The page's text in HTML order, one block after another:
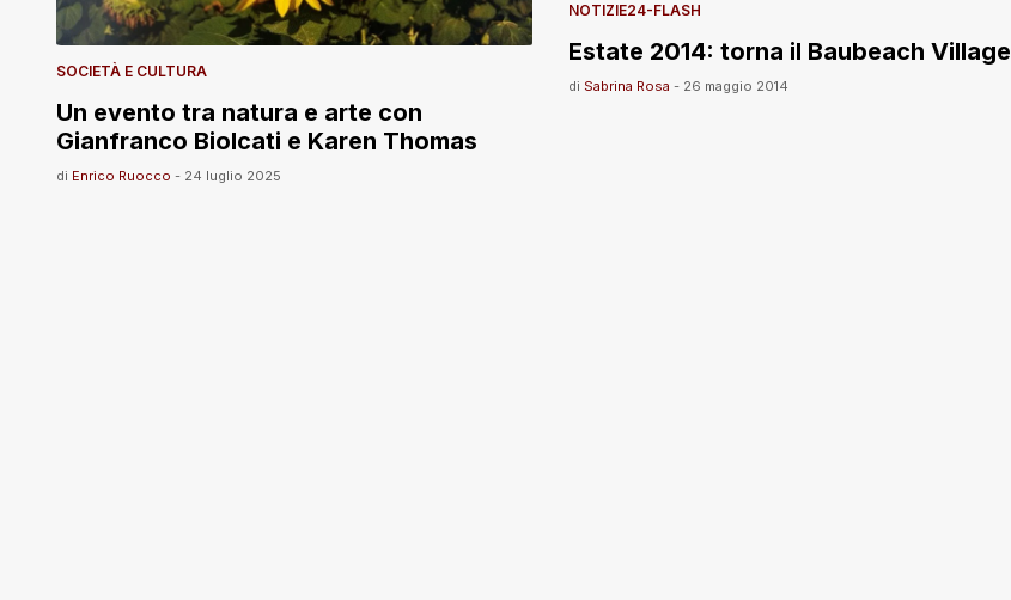
SOCIETÀ E CULTURA
Un evento tra natura e arte con
Gianfranco Biolcati e Karen Thomas
di Enrico Ruocco - 24 luglio 2025
NOTIZIE24-FLASH
Estate 2014: torna il Baubeach Village
di Sabrina Rosa - 26 maggio 2014